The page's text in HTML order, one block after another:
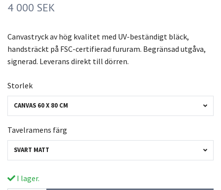
4 000 SEK
Canvastryck av hög kvalitet med UV-beständigt bläck,
handsträckt på FSC-certifierad fururam. Begränsad utgåva,
signerad. Leverans direkt till dörren.
Storlek
CANVAS 60 X 80 CM
Tavelramens färg
SVART MATT
I lager.